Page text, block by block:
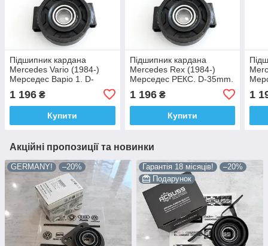
Підшипник кардана
Mercedes Vario (1984-)
Мерседес Варіо 1. D-
Підвісний. Shafer АВСТРІЯ
1 196 ₴
Купити
Підшипник кардана
Mercedes Rex (1984-)
Мерседес РЕКС. D-35mm.
Shafer АВСТРІЯ
1 196₴
Купити
1
Акційні пропозиції та новинки
GERMANY! –20% Гарантія 18 місяців!
–20%
Подарунок